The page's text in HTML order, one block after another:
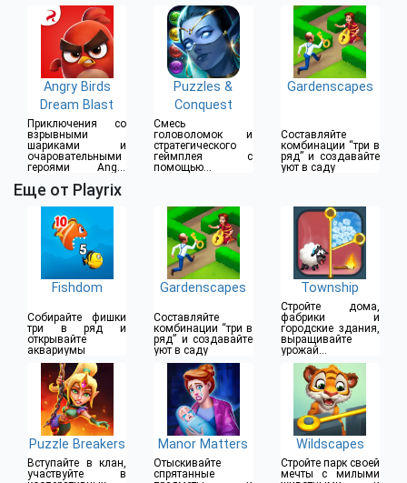
Angry Birds
Dream Blast
Приключения со
взрывными
шариками и
очаровательными
героями Angry
Puzzles &
Conquest
Смесь
головоломок и
стратегического
геймплея с
помощью
Gardenscapes
Составляйте
комбинации “три в
ряд” и создавайте
уют в саду
Еще от Playrix
Fishdom
Собирайте фишки
три в ряд и
открывайте
аквариумы
Gardenscapes
Составляйте
комбинации “три в
ряд” и создавайте
уют в саду
Township
Стройте дома,
фабрики и
городские здания,
выращивайте
урожай и
украшайте улицы
Puzzle Breakers
Вступайте в клан,
участвуйте в
Manor Matters
Отыскивайте
спрятанные
Wildscapes
Стройте парк своей
мечты с милыми